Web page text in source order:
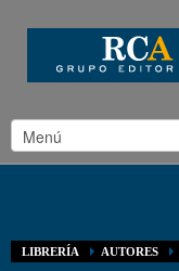
LIBRERÍA AUTORES